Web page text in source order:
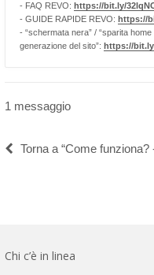
- FAQ REVO: https://bit.ly/
- GUIDE RAPIDE REVO: https://
- “schermata nera” / “sparita
generazione del sito”: https://
1 messaggio
Torna a “Come
Chi c’è in linea